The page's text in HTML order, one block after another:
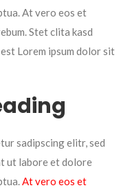
At vero eos et
Stet clita kasd
Lorem ipsum dolor sit
sadipscing elitr, sed
ut labore et dolore
At vero eos et